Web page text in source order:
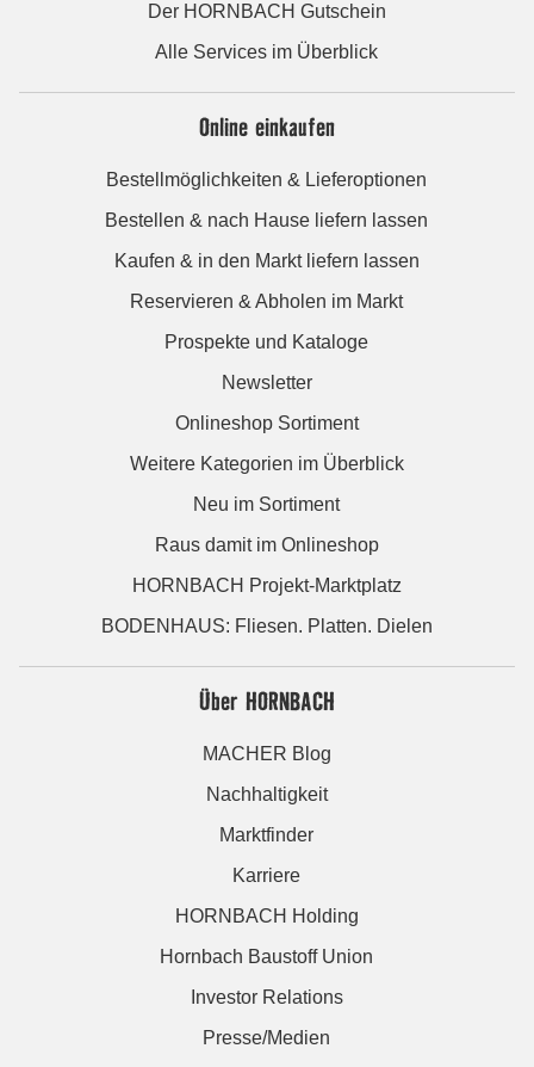
Der HORNBACH Gutschein
Alle Services im Überblick
Online einkaufen
Bestellmöglichkeiten & Lieferoptionen
Bestellen & nach Hause liefern lassen
Kaufen & in den Markt liefern lassen
Reservieren & Abholen im Markt
Prospekte und Kataloge
Newsletter
Onlineshop Sortiment
Weitere Kategorien im Überblick
Neu im Sortiment
Raus damit im Onlineshop
HORNBACH Projekt-Marktplatz
BODENHAUS: Fliesen. Platten. Dielen
Über HORNBACH
MACHER Blog
Nachhaltigkeit
Marktfinder
Karriere
HORNBACH Holding
Hornbach Baustoff Union
Investor Relations
Presse/Medien